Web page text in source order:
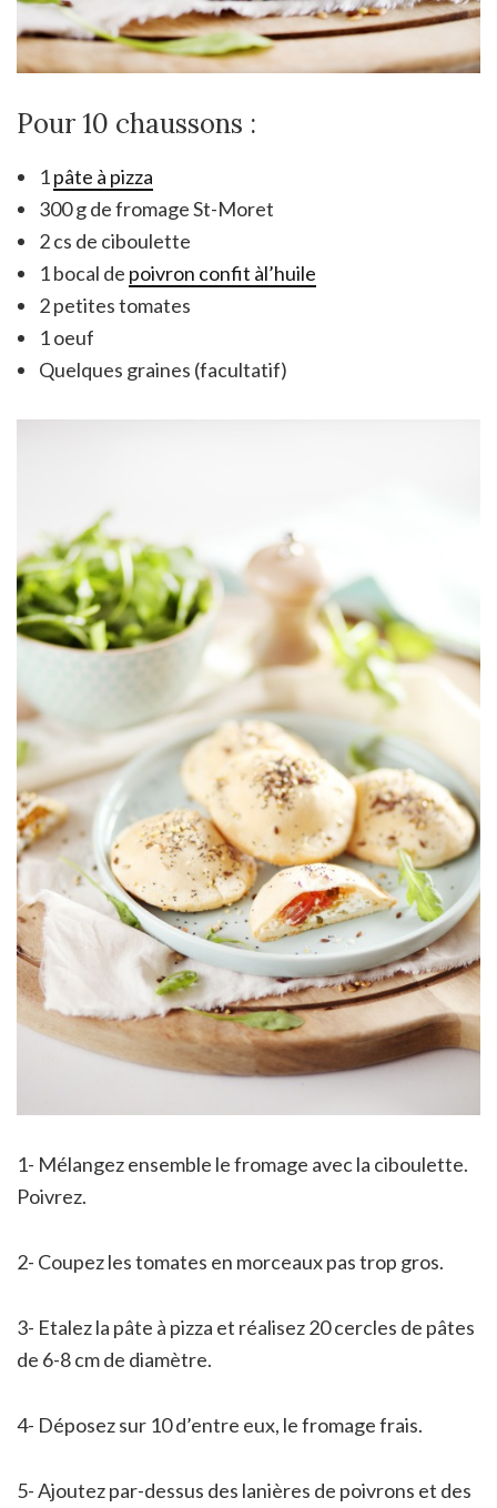
Pour 10 chaussons :
1pâte à pizza
300 g de fromage St-Moret
2 cs de ciboulette
1 bocal de poivron confit àl’huile
2 petites tomates
1 oeuf
Quelques graines (facultatif)
1- Mélangez ensemble le fromage avec la ciboulette.
Poivrez.
2- Coupez les tomates en morceaux pas trop gros.
3- Etalez la pâte à pizza et réalisez 20 cercles de pâtes
de 6-8 cm de diamètre.
4- Déposez sur 10 d’entre eux, le fromage frais.
5- Ajoutez par-dessus des lanières de poivrons et des